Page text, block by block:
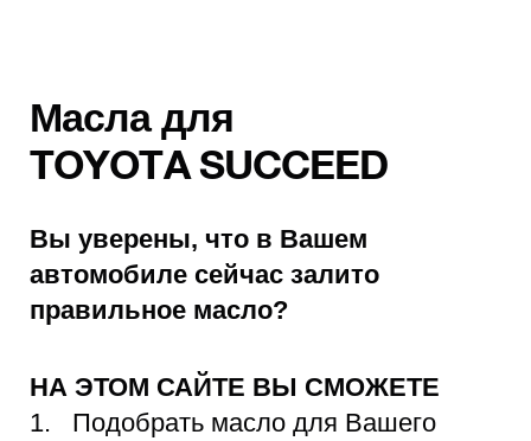
Масла для
TOYOTA SUCCEED
Вы уверены, что в Вашем
автомобиле сейчас залито
правильное масло?
НА ЭТОМ САЙТЕ ВЫ СМОЖЕТЕ
Подобрать масло для Вашего